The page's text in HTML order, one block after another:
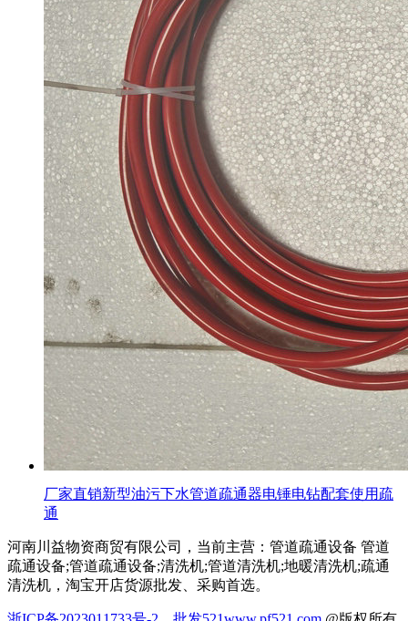
厂家直销新型油污下水管道疏通器电锤电钻配套使用疏
通
河南川益物资商贸有限公司，当前主营：管道疏通设备 管道
疏通设备;管道疏通设备;清洗机;管道清洗机;地暖清洗机;疏通
清洗机，淘宝开店货源批发、采购首选。